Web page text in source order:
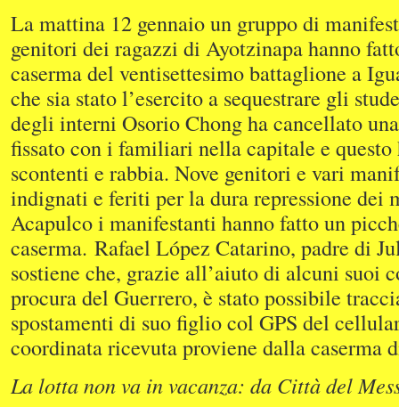
La mattina 12 gennaio un gruppo di
genitori dei ragazzi di Ayotzinapa hanno
caserma del ventisettesimo battaglione a
che sia stato l’esercito a sequestrare gli
degli interni Osorio Chong ha cancellato
fissato con i familiari nella capitale e
scontenti e rabbia. Nove genitori e vari
indignati e feriti per la dura repressione dei
Acapulco i manifestanti hanno fatto un
caserma. Rafael López Catarino, padre di
sostiene che, grazie all’aiuto di alcuni suoi
procura del Guerrero, è stato possibile
spostamenti di suo figlio col GPS del
coordinata ricevuta proviene dalla caserma
La lotta non va in vacanza: da Città del